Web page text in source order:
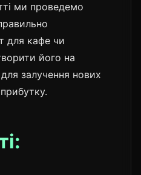
ми проведемо
для кафе чи
його на
залучення нових